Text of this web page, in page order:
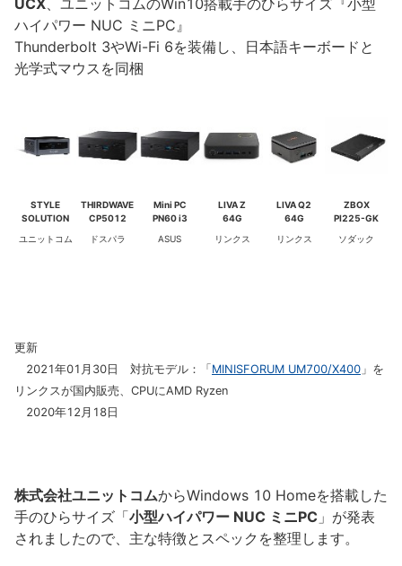
UCX、ユニットコムのWin10搭載手のひらサイズ『小型
ハイパワー NUC ミニPC』
Thunderbolt 3やWi-Fi 6を装備し、日本語キーボードと
光学式マウスを同梱
STYLE
SOLUTION
ユニットコム
THIRDWAVE
CP5012
ドスパラ
Mini PC
PN60 i3
ASUS
LIVA Z
64G
リンクス
LIVA Q2
64G
リンクス
ZBOX
PI225-GK
ソダック
更新
2021年01月30日 対抗モデル：「 MINISFORUM UM700/X400 」を
リンクスが国内販売、CPUにAMD Ryzen
2020年12月18日
株式会社ユニットコムからWindows 10 Homeを搭載した
手のひらサイズ「小型ハイパワー NUC ミニPC 」が発表
されましたので、主な特徴とスペックを整理します。